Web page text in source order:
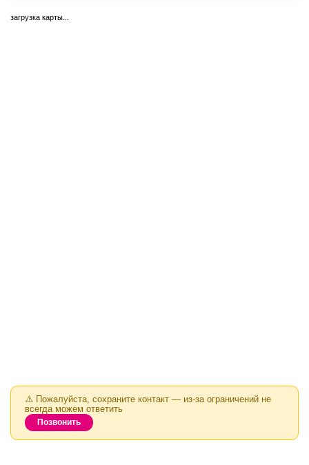
загрузка карты...
⚠️ Пожалуйста, сохраните контакт — из‑за ограничений не
всегда можем ответить
Позвонить